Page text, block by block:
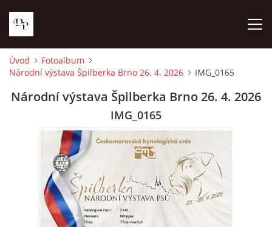
ÚVOD
FOTOALBUM
Úvod
Fotoalbum
Národní výstava Špilberka Brno 26. 4. 2026
IMG_0165
Národní výstava Špilberka Brno 26. 4. 2026
IMG_0165